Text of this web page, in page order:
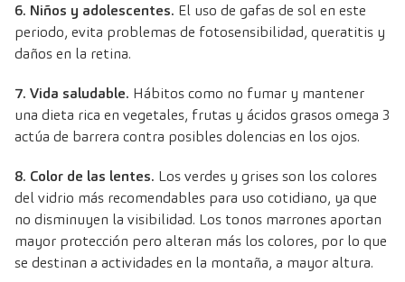
6. Niños y adolescentes. El uso de gafas de sol en este
periodo, evita problemas de fotosensibilidad, queratitis y
daños en la retina.
7. Vida saludable. Hábitos como no fumar y mantener
una dieta rica en vegetales, frutas y ácidos grasos omega 3
actúa de barrera contra posibles dolencias en los ojos.
8. Color de las lentes. Los verdes y grises son los colores
del vidrio más recomendables para uso cotidiano, ya que
no disminuyen la visibilidad. Los tonos marrones aportan
mayor protección pero alteran más los colores, por lo que
se destinan a actividades en la montaña, a mayor altura.